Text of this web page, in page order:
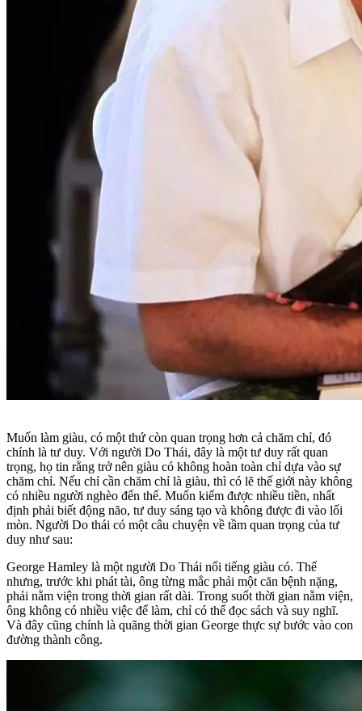
Muốn làm giàu, có một thứ còn quan trọng hơn cả chăm chỉ, đó
chính là tư duy. Với người Do Thái, đây là một tư duy rất quan
trọng, họ tin rằng trở nên giàu có không hoàn toàn chỉ dựa vào sự
chăm chỉ. Nếu chỉ cần chăm chỉ là giàu, thì có lẽ thế giới này không
có nhiều người nghèo đến thế. Muốn kiếm được nhiều tiền, nhất
định phải biết động não, tư duy sáng tạo và không được đi vào lối
mòn. Người Do thái có một câu chuyện về tầm quan trọng của tư
duy như sau:
George Hamley là một người Do Thái nổi tiếng giàu có. Thế
nhưng, trước khi phát tài, ông từng mắc phải một căn bệnh nặng,
phải nằm viện trong thời gian rất dài. Trong suốt thời gian nằm viện,
ông không có nhiều việc để làm, chỉ có thể đọc sách và suy nghĩ.
Và đây cũng chính là quãng thời gian George thực sự bước vào con
đường thành công.